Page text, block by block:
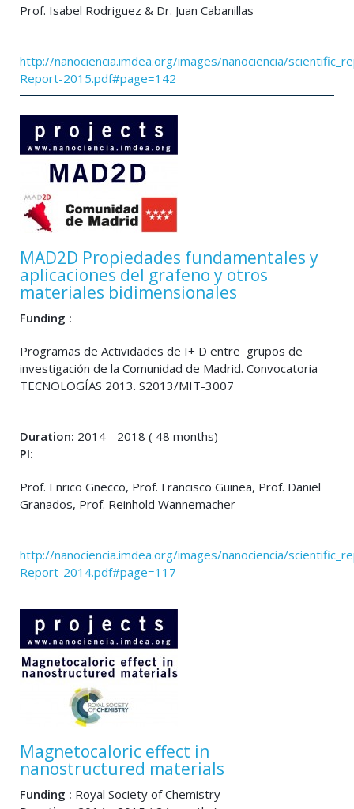
Prof. Isabel Rodriguez & Dr. Juan Cabanillas
http://nanociencia.imdea.org/images/nanociencia/
Report-2015.pdf#page=142
MAD2D Propiedades fundamentales y
aplicaciones del grafeno y otros
materiales bidimensionales
Funding :
Programas de Actividades de I+ D entre grupos de
investigación de la Comunidad de Madrid. Convocatoria
TECNOLOGÍAS 2013. S2013/MIT-3007
Duration: 2014 - 2018 ( 48 months)
PI:
Prof. Enrico Gnecco, Prof. Francisco Guinea, Prof. Daniel
Granados, Prof. Reinhold Wannemacher
http://nanociencia.imdea.org/images/nanociencia/
Report-2014.pdf#page=117
Magnetocaloric effect in
nanostructured materials
Funding : Royal Society of Chemistry